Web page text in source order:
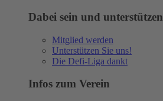
Dabei sein und unterstützen
Mitglied werden
Unterstützen Sie uns!
Die Defi-Liga dankt
Infos zum Verein